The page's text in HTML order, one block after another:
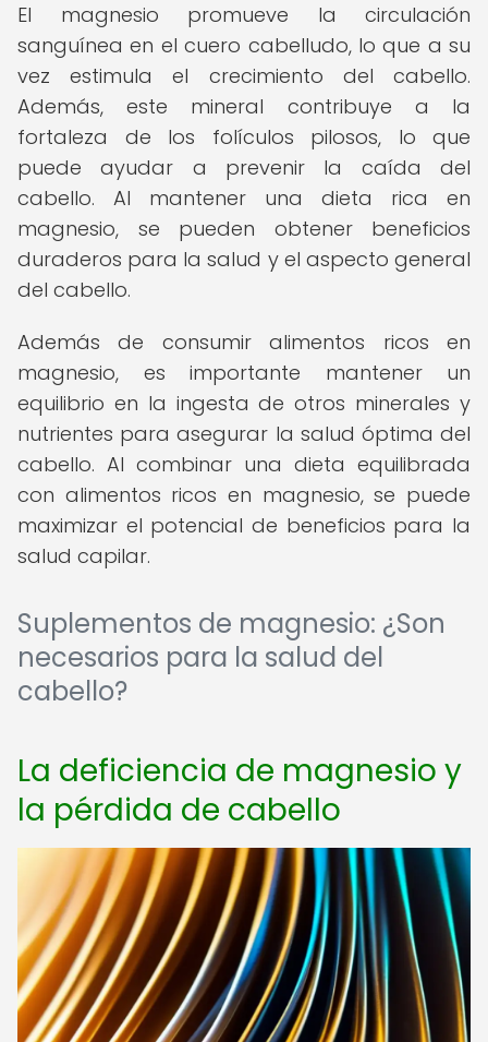
El magnesio promueve la circulación
sanguínea en el cuero cabelludo, lo que a su
vez estimula el crecimiento del cabello.
Además, este mineral contribuye a la
fortaleza de los folículos pilosos, lo que
puede ayudar a prevenir la caída del
cabello. Al mantener una dieta rica en
magnesio, se pueden obtener beneficios
duraderos para la salud y el aspecto general
del cabello.
Además de consumir alimentos ricos en
magnesio, es importante mantener un
equilibrio en la ingesta de otros minerales y
nutrientes para asegurar la salud óptima del
cabello. Al combinar una dieta equilibrada
con alimentos ricos en magnesio, se puede
maximizar el potencial de beneficios para la
salud capilar.
Suplementos de magnesio: ¿Son
necesarios para la salud del
cabello?
La deficiencia de magnesio y
la pérdida de cabello